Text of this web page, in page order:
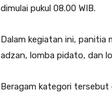
dimulai pukul 08.00 WIB.
Dalam kegiatan ini, panitia
adzan, lomba pidato, dan
Beragam kategori